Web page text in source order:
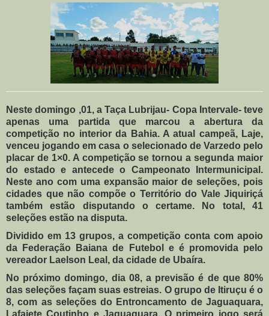
Neste domingo ,01, a Taça Lubrijau- Copa Intervale- teve
apenas uma partida que marcou a abertura da
competição no interior da Bahia. A atual campeã, Laje,
venceu jogando em casa o selecionado de Varzedo pelo
placar de 1×0. A competição se tornou a segunda maior
do estado e antecede o Campeonato Intermunicipal.
Neste ano com uma expansão maior de seleções, pois
cidades que não compõe o Território do Vale Jiquiriçá
também estão disputando o certame. No total, 41
seleções estão na disputa.
Dividido em 13 grupos, a competição conta com apoio
da Federação Baiana de Futebol e é promovida pelo
vereador Laelson Leal, da cidade de Ubaíra.
No próximo domingo, dia 08, a previsão é de que 80%
das seleções façam suas estreias. O grupo de Itiruçu é o
8, com as seleções do Entroncamento de Jaguaquara,
Lafaiete Coutinho e Jaguaquara. O primeiro jogo será